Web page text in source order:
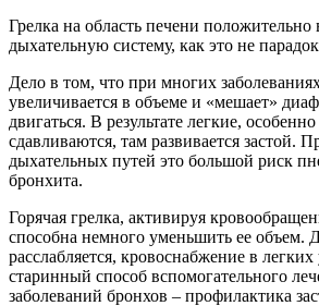
Грелка на область печени положительно
дыхательную систему, как это не
Дело в том, что при многих
увеличивается в объеме и «мешает»
двигаться. В результате легкие,
сдавливаются, там развивается застой.
дыхательных путей это большой риск
бронхита.
Горячая грелка, активируя
способна немного уменьшить ее объем.
расслабляется, кровоснабжение в
старинный способ вспомогательного
заболеваний бронхов – профилактика